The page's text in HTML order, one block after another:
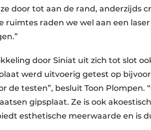
door tot aan de rand, anderzijds
ruimtes raden we wel aan een
door Siniat uit zich tot slot
werd uitvoerig getest op
de testen”, besluit Toon Plompen.
gipsplaat. Ze is ook
esthetische meerwaarde en is